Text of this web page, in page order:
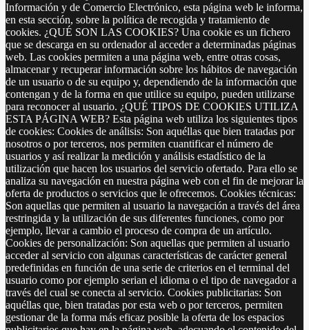
Información y de Comercio Electrónico, esta página web le informa,
en esta sección, sobre la política de recogida y tratamiento de
cookies. ¿QUÉ SON LAS COOKIES? Una cookie es un fichero
que se descarga en su ordenador al acceder a determinadas páginas
web. Las cookies permiten a una página web, entre otras cosas,
almacenar y recuperar información sobre los hábitos de navegación
de un usuario o de su equipo y, dependiendo de la información que
contengan y de la forma en que utilice su equipo, pueden utilizarse
para reconocer al usuario. ¿QUÉ TIPOS DE COOKIES UTILIZA
ESTA PÁGINA WEB? Esta página web utiliza los siguientes tipos
de cookies: Cookies de análisis: Son aquéllas que bien tratadas por
nosotros o por terceros, nos permiten cuantificar el número de
usuarios y así realizar la medición y análisis estadístico de la
utilización que hacen los usuarios del servicio ofertado. Para ello se
analiza su navegación en nuestra página web con el fin de mejorar la
oferta de productos o servicios que le ofrecemos. Cookies técnicas:
Son aquellas que permiten al usuario la navegación a través del área
restringida y la utilización de sus diferentes funciones, como por
ejemplo, llevar a cambio el proceso de compra de un artículo.
Cookies de personalización: Son aquellas que permiten al usuario
acceder al servicio con algunas características de carácter general
predefinidas en función de una serie de criterios en el terminal del
usuario como por ejemplo serian el idioma o el tipo de navegador a
través del cual se conecta al servicio. Cookies publicitarias: Son
aquéllas que, bien tratadas por esta web o por terceros, permiten
gestionar de la forma más eficaz posible la oferta de los espacios